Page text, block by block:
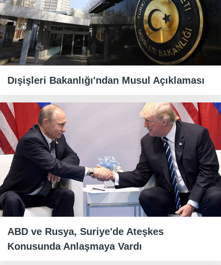
Dışişleri Bakanlığı'ndan Musul Açıklaması
ABD ve Rusya, Suriye'de Ateşkes
Konusunda Anlaşmaya Vardı